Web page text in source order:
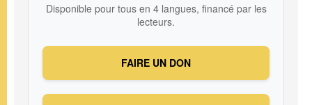
Disponible pour tous en 4 langues, financé par les
lecteurs.
FAIRE UN DON